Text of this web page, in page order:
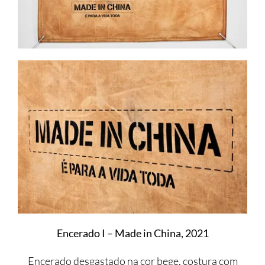
Encerado I – Made in China, 2021
Encerado desgastado na cor bege, costura com